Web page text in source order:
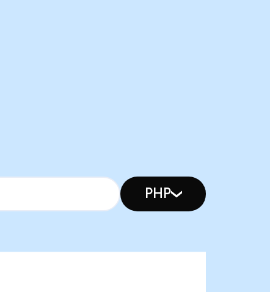
PHP